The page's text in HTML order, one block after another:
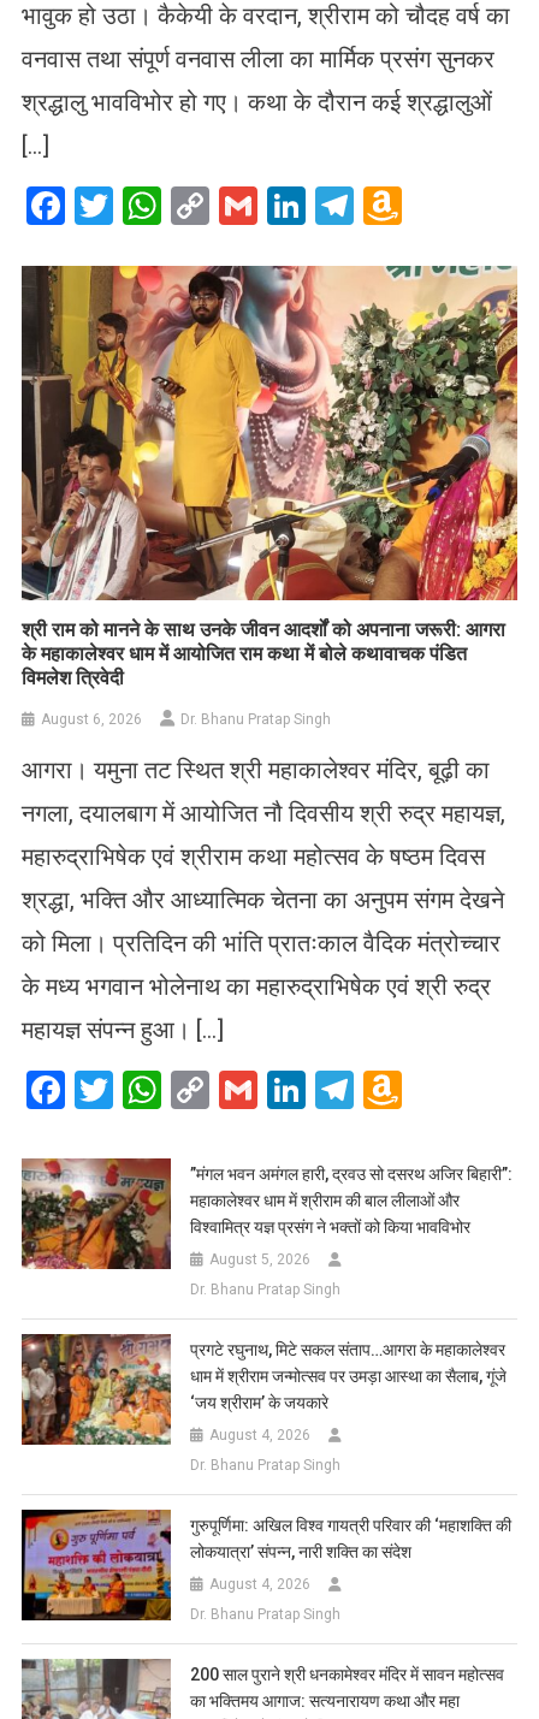
भावुक हो उठा। कैकेयी के वरदान, श्रीराम को चौदह वर्ष का
वनवास तथा संपूर्ण वनवास लीला का मार्मिक प्रसंग सुनकर
श्रद्धालु भावविभोर हो गए। कथा के दौरान कई श्रद्धालुओं
[…]
Facebook
Twitter
WhatsApp
CopyGmailLinkedIn
Telegram
List
​श्री राम को मानने के साथ उनके जीवन आदर्शों को अपनाना जरूरी: आगरा
के महाकालेश्वर धाम में आयोजित राम कथा में बोले कथावाचक पंडित
विमलेश त्रिवेदी
August 6, 2026 Dr. Bhanu Pratap Singh
आगरा। यमुना तट स्थित श्री महाकालेश्वर मंदिर, बूढ़ी का
नगला, दयालबाग में आयोजित नौ दिवसीय श्री रुद्र महायज्ञ,
महारुद्राभिषेक एवं श्रीराम कथा महोत्सव के षष्ठम दिवस
श्रद्धा, भक्ति और आध्यात्मिक चेतना का अनुपम संगम देखने
को मिला। प्रतिदिन की भांति प्रातःकाल वैदिक मंत्रोच्चार
के मध्य भगवान भोलेनाथ का महारुद्राभिषेक एवं श्री रुद्र
महायज्ञ संपन्न हुआ। […]
Facebook
Twitter
WhatsApp
CopyGmailLinkedIn
Telegram
List
​”मंगल भवन अमंगल हारी, द्रवउ सो दसरथ अजिर बिहारी”:
महाकालेश्वर धाम में श्रीराम की बाल लीलाओं और
विश्वामित्र यज्ञ प्रसंग ने भक्तों को किया भावविभोर
August 5, 2026
Dr. Bhanu Pratap Singh
प्रगटे रघुनाथ, मिटे सकल संताप…आगरा के महाकालेश्वर
धाम में श्रीराम जन्मोत्सव पर उमड़ा आस्था का सैलाब, गूंजे
‘जय श्रीराम’ के जयकारे
August 4, 2026
Dr. Bhanu Pratap Singh
गुरुपूर्णिमा: अखिल विश्व गायत्री परिवार की ‘महाशक्ति की
लोकयात्रा’ संपन्न, नारी शक्ति का संदेश
August 4, 2026
Dr. Bhanu Pratap Singh
200 साल पुराने श्री धनकामेश्वर मंदिर में सावन महोत्सव
का भक्तिमय आगाज: सत्यनारायण कथा और महा